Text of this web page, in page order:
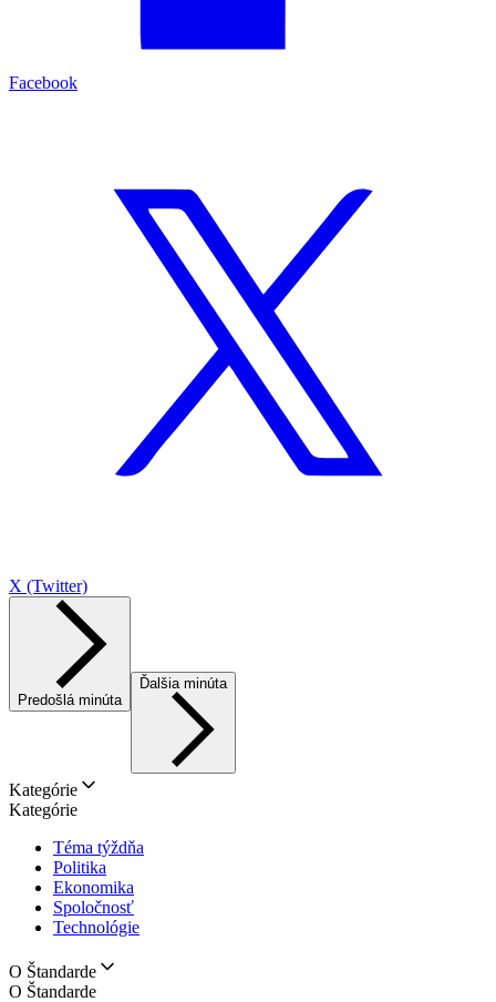
Facebook
X (Twitter)
Predošlá minúta
Ďalšia minúta
Kategórie
Kategórie
Téma týždňa
Politika
Ekonomika
Spoločnosť
Technológie
O Štandarde
O Štandarde